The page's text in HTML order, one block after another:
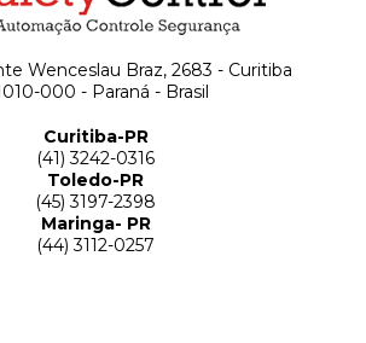
Wenceslau Braz, 2683 - Curitiba
000 - Paraná - Brasil
Curitiba-PR
(41) 3242-0316
Toledo-PR
(45) 3197-2398
Maringa- PR
(44) 3112-0257